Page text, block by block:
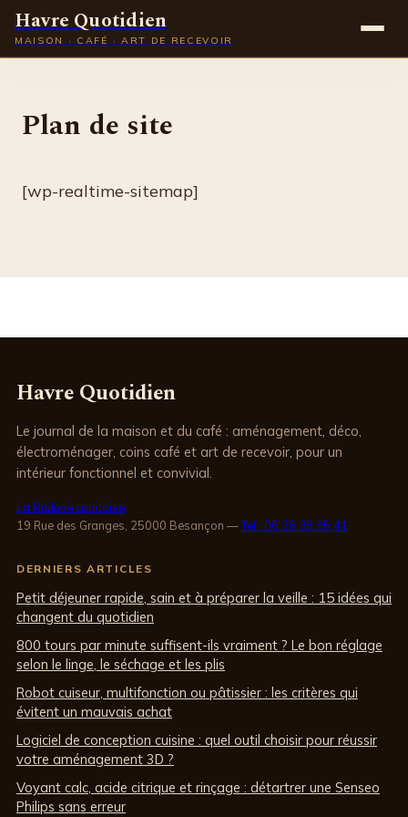
Havre Quotidien
MAISON · CAFÉ · ART DE RECEVOIR
Gastronomie
Plan de site
[wp-realtime-sitemap]
Havre Quotidien
Le journal de la maison et du café : aménagement, déco,
électroménager, coins café et art de recevoir, pour un
intérieur fonctionnel et convivial.
La Brûlerie comtoise
19 Rue des Granges, 25000 Besançon —Tél : 06 26 38 95 41
DERNIERS ARTICLES
Petit déjeuner rapide, sain et à préparer la veille : 15 idées qui
changent du quotidien
800 tours par minute suffisent-ils vraiment ? Le bon réglage
selon le linge, le séchage et les plis
Robot cuiseur, multifonction ou pâtissier : les critères qui
évitent un mauvais achat
Logiciel de conception cuisine : quel outil choisir pour réussir
votre aménagement 3D ?
Voyant calc, acide citrique et rinçage : détartrer une Senseo
Philips sans erreur